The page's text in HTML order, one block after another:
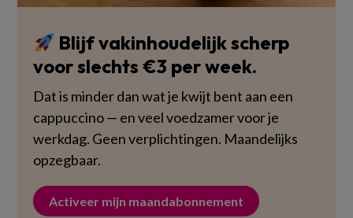
Blijf vakinhoudelijk scherp
voor slechts €3 per week.
Dat is minder dan wat je kwijt bent aan een
cappuccino — en veel voedzamer voor je
werkdag. Geen verplichtingen. Maandelijks
opzegbaar.
Activeer mijn maandabonnement